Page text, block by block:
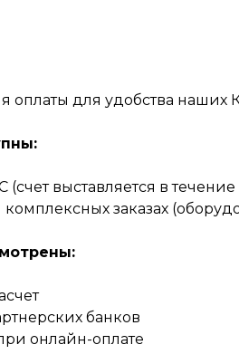
оплаты для удобства наших
выставляется в течение
заказах
банков
онлайн-оплате